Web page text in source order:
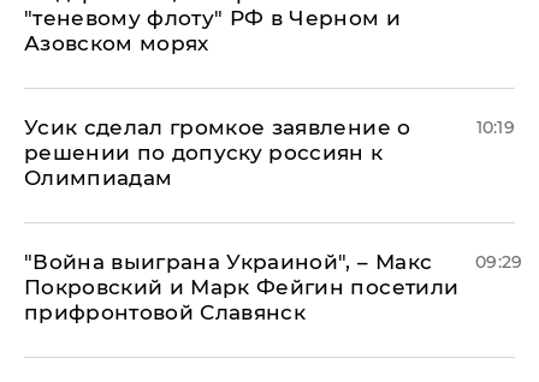
"теневому флоту" РФ в Черном и
Азовском морях
Усик сделал громкое заявление о
решении по допуску россиян к
Олимпиадам
10:19
"Война выиграна Украиной", – Макс
Покровский и Марк Фейгин посетили
прифронтовой Славянск
09:29